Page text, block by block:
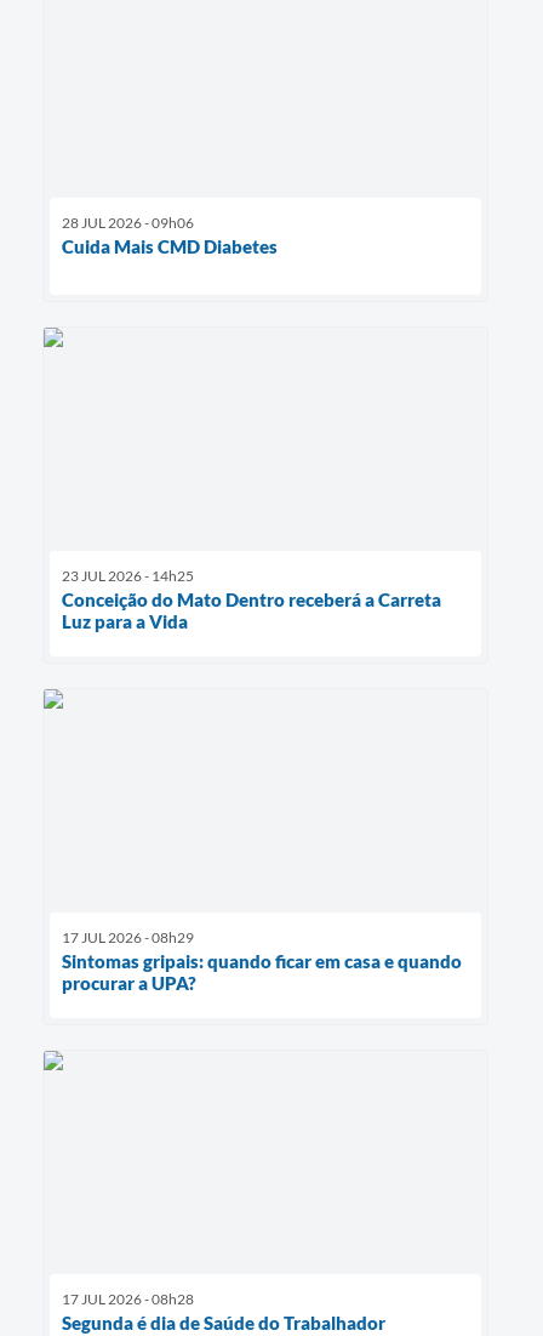
28 JUL 2026 - 09h06
Cuida Mais CMD Diabetes
23 JUL 2026 - 14h25
Conceição do Mato Dentro receberá a Carreta
Luz para a Vida
17 JUL 2026 - 08h29
Sintomas gripais: quando ficar em casa e quando
procurar a UPA?
17 JUL 2026 - 08h28
Segunda é dia de Saúde do Trabalhador